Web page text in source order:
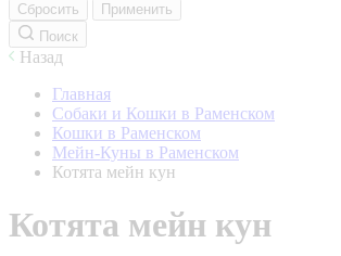
Сбросить
Применить
Поиск
Назад
Главная
Собаки и Кошки в Раменском
Кошки в Раменском
Мейн-Куны в Раменском
Котята мейн кун
Котята мейн кун